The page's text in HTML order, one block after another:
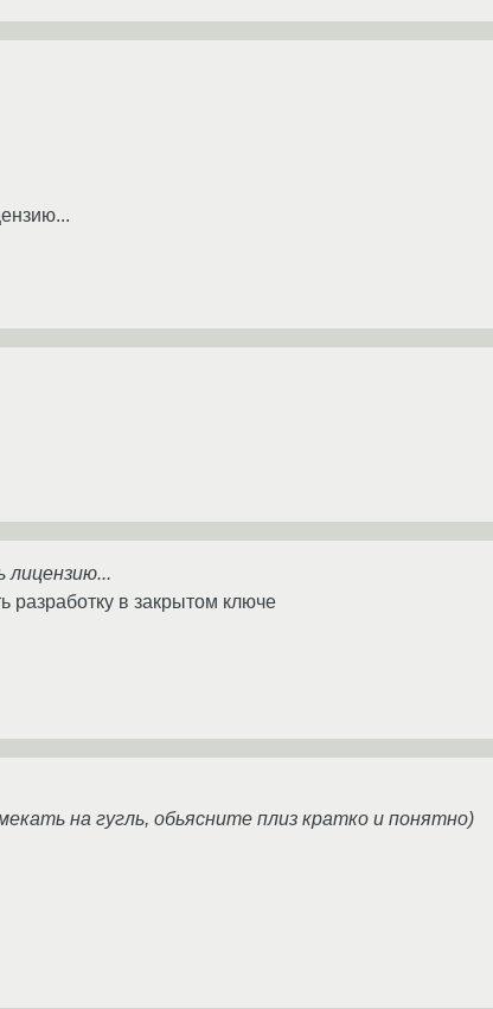
лицензию...
разработку в закрытом ключе
на гугль, обьясните плиз кратко и понятно)